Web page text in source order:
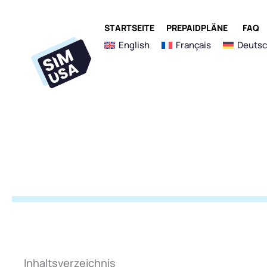
STARTSEITE PREPAIDPLÄNE ÖFFNE
FAQ
English Français
Inhaltsverzeichnis